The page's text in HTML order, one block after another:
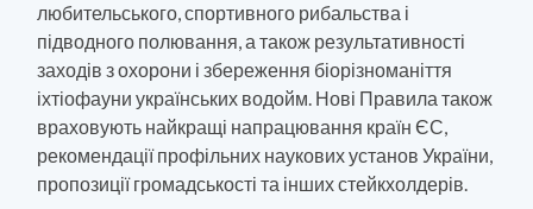
любительського, спортивного рибальства і
підводного полювання, а також результативності
заходів з охорони і збереження біорізноманіття
іхтіофауни українських водойм. Нові Правила також
враховують найкращі напрацювання країн ЄС,
рекомендації профільних наукових установ України,
пропозиції громадськості та інших стейкхолдерів.